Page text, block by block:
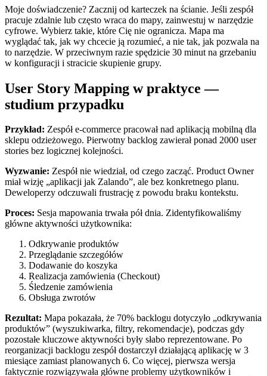
Moje doświadczenie? Zacznij od karteczek na ścianie. Jeśli zespół
pracuje zdalnie lub często wraca do mapy, zainwestuj w narzędzie
cyfrowe. Wybierz takie, które Cię nie ogranicza. Mapa ma
wyglądać tak, jak wy chcecie ją rozumieć, a nie tak, jak pozwala na
to narzędzie. W przeciwnym razie spędzicie 30 minut na grzebaniu
w konfiguracji i stracicie skupienie grupy.
User Story Mapping w praktyce —
studium przypadku
Przykład: Zespół e‑commerce pracował nad aplikacją mobilną dla
sklepu odzieżowego. Pierwotny backlog zawierał ponad 2000 user
stories bez logicznej kolejności.
Wyzwanie: Zespół nie wiedział, od czego zacząć. Product Owner
miał wizję „aplikacji jak Zalando”, ale bez konkretnego planu.
Deweloperzy odczuwali frustrację z powodu braku kontekstu.
Proces: Sesja mapowania trwała pół dnia. Zidentyfikowaliśmy
główne aktywności użytkownika:
Odkrywanie produktów
Przeglądanie szczegółów
Dodawanie do koszyka
Realizacja zamówienia (Checkout)
Śledzenie zamówienia
Obsługa zwrotów
Rezultat: Mapa pokazała, że 70% backlogu dotyczyło „odkrywania
produktów” (wyszukiwarka, filtry, rekomendacje), podczas gdy
pozostałe kluczowe aktywności były słabo reprezentowane. Po
reorganizacji backlogu zespół dostarczył działającą aplikację w 3
miesiące zamiast planowanych 6. Co więcej, pierwsza wersja
faktycznie rozwiązywała główne problemy użytkowników i